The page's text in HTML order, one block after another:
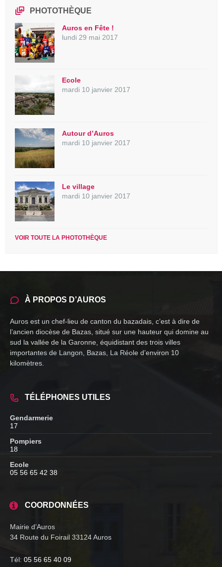
PHOTOTHÈQUE
Auros en Fête !
lundi 29 mai 2017
Ecole
mardi 10 janvier 2017
Autour d’Auros
mardi 10 janvier 2017
Le village
mardi 10 janvier 2017
VOIR TOUTE LA PHOTOTHÈQUE
À PROPOS D’AUROS
Auros est un chef-lieu de canton du bazadais, c’est à dire de
l’ancien diocèse de Bazas, situé sur une hauteur qui domine au
sud la vallée de la Garonne, équidistant des trois villes
importantes de Langon, Bazas, La Réole d’environ 10
kilomètres.
TÉLÉPHONES UTILES
Gendarmerie
17
Pompiers
18
Ecole
05 56 65 42 38
COORDONNÉES
Mairie d’Auros
34 Route du Foirail 33124 Auros
Tél: 05 56 65 40 09